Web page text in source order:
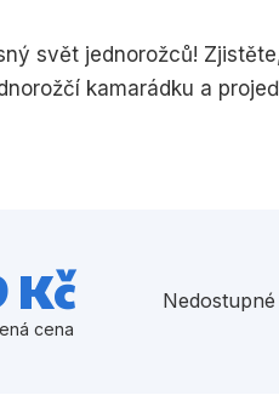
svět jednorožců!
kamarádku a
Kč
cena
Nedostupné